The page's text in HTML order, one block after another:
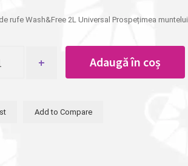
rufe Wash&Free 2L Universal Prospețimea muntelui
Adaugă în coș
Add to Compare